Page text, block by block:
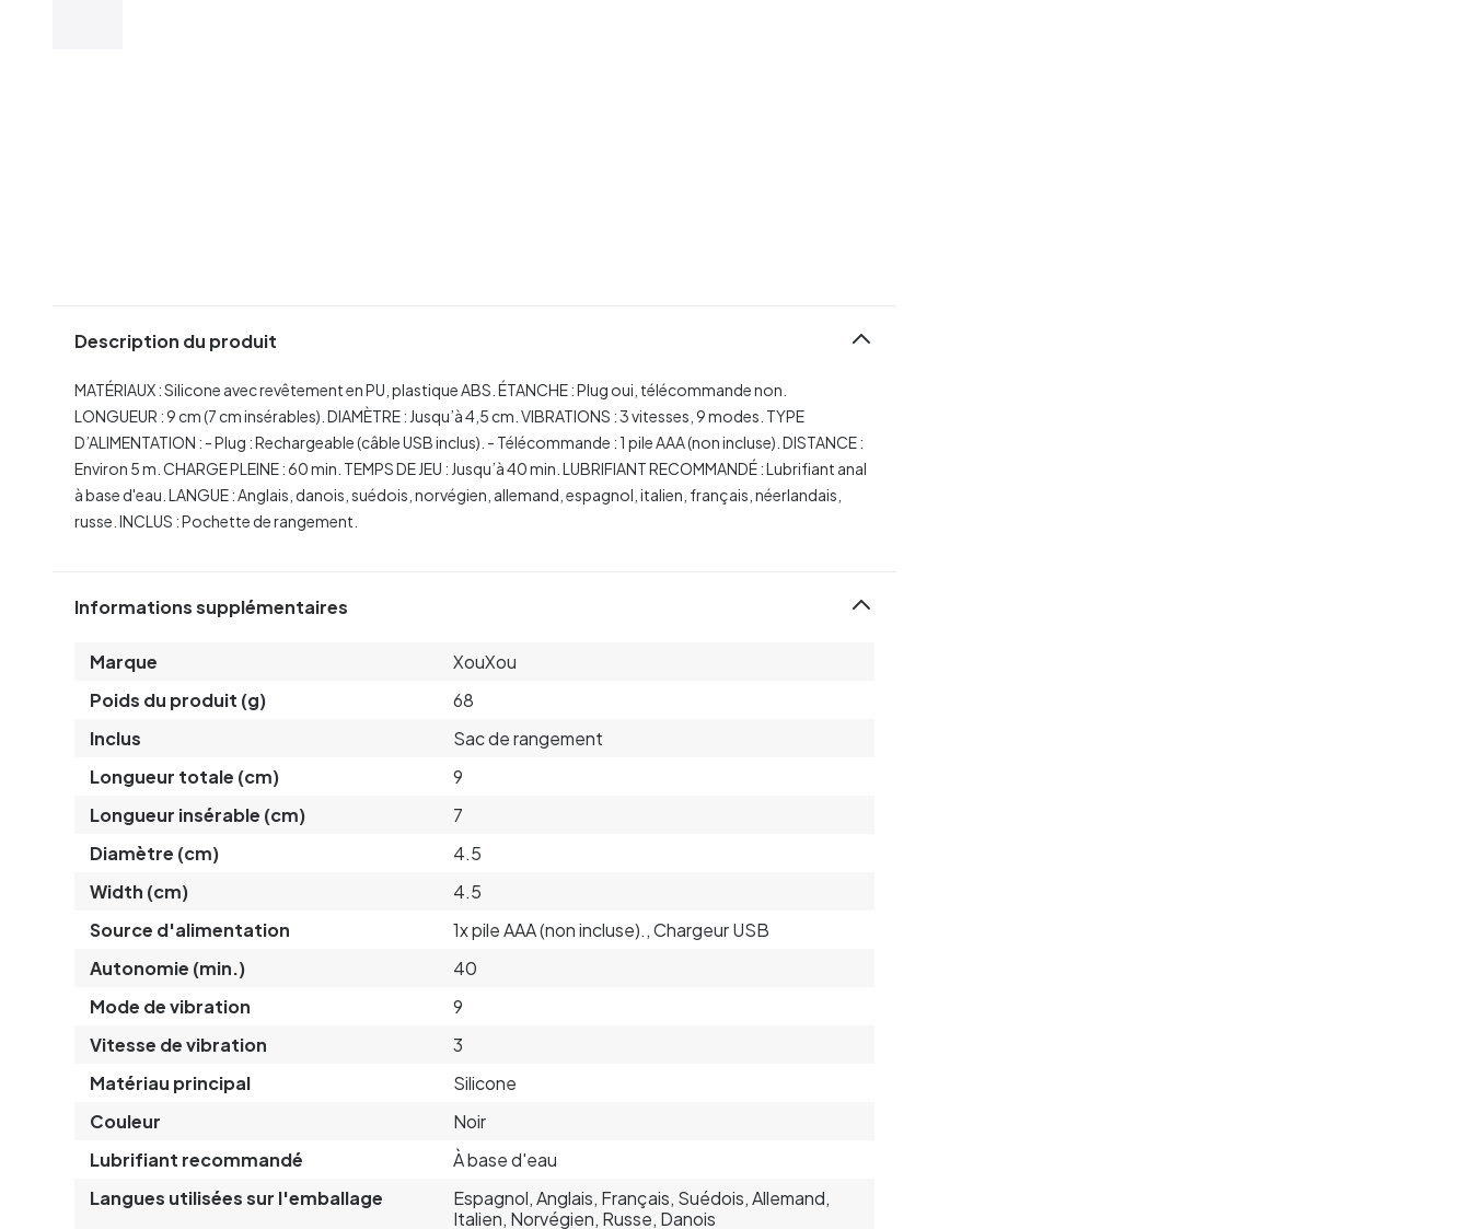
Description du produit
MATÉRIAUX : Silicone avec revêtement en PU, plastique ABS. ÉTANCHE : Plug oui, télécommande non.
LONGUEUR : 9 cm (7 cm insérables). DIAMÈTRE : Jusqu’à 4,5 cm. VIBRATIONS : 3 vitesses, 9 modes. TYPE
D’ALIMENTATION : - Plug : Rechargeable (câble USB inclus). - Télécommande : 1 pile AAA (non incluse). DISTANCE :
Environ 5 m. CHARGE PLEINE : 60 min. TEMPS DE JEU : Jusqu’à 40 min. LUBRIFIANT RECOMMANDÉ : Lubrifiant anal
à base d'eau. LANGUE : Anglais, danois, suédois, norvégien, allemand, espagnol, italien, français, néerlandais,
russe. INCLUS : Pochette de rangement.
Informations supplémentaires
Marque
XouXou
Poids du produit (g)
68
Inclus
Sac de rangement
Longueur totale (cm)
9
Longueur insérable (cm)
7
Diamètre (cm)
4.5
Width (cm)
4.5
Source d'alimentation
1x pile AAA (non incluse)., Chargeur USB
Autonomie (min.)
40
Mode de vibration
9
Vitesse de vibration
3
Matériau principal
Silicone
Couleur
Noir
Lubrifiant recommandé
À base d'eau
Langues utilisées sur l'emballage
Espagnol, Anglais, Français, Suédois, Allemand,
Italien, Norvégien, Russe, Danois